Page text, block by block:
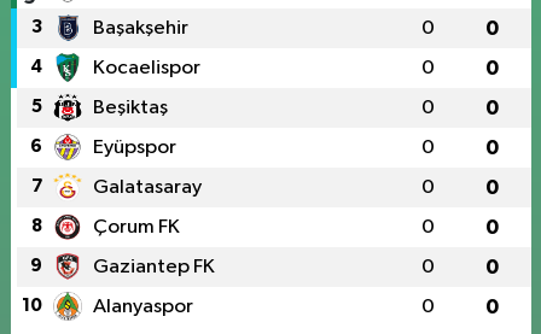
3 Başakşehir 0 0
4 Kocaelispor 0 0
5 Beşiktaş 0 0
6 Eyüpspor 0 0
7 Galatasaray 0 0
8 Çorum FK 0 0
9 Gaziantep FK 0 0
10 Alanyaspor 0 0